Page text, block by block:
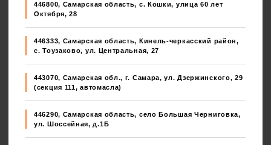
446800, Самарская область, с. Кошки, улица 60 лет
Октября, 28
446333, Самарская область, Кинель-черкасский район,
с. Тоузаково, ул. Центральная, 27
443070, Самарская обл., г. Самара, ул. Дзержинского, 29
(секция 111, автомасла)
446290, Самарская область, село Большая Черниговка,
ул. Шоссейная, д.1Б